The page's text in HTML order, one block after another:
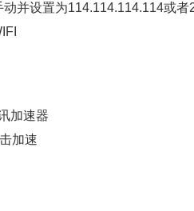
并设置为114.114.114.114或者
加速器
加速